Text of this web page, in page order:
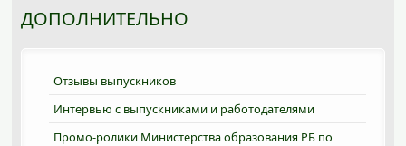
ДОПОЛНИТЕЛЬНО
Отзывы выпускников
Интервью с выпускниками и работодателями
Промо-ролики Министерства образования РБ по